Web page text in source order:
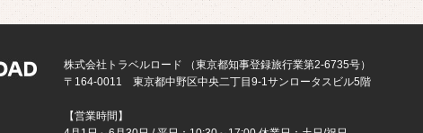
株式会社トラベルロード （東京都知事登録旅行業第2-6735号）
〒164-0011 東京都中野区中央二丁目9-1サンロータスビル5階
【営業時間】